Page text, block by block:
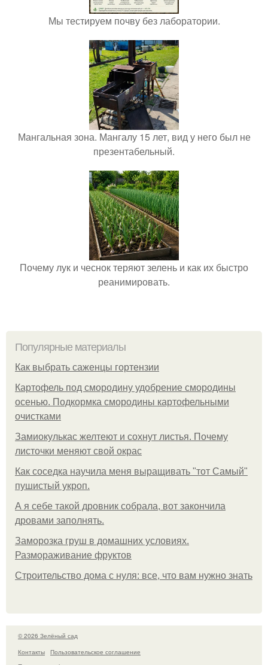
Мы тестируем почву без лаборатории.
Мангальная зона. Мангалу 15 лет, вид у него был не
презентабельный.
Почему лук и чеснок теряют зелень и как их быстро
реанимировать.
Популярные материалы
Как выбрать саженцы гортензии
Картофель под смородину удобрение смородины
осенью. Подкормка смородины картофельными
очистками
Замиокулькас желтеют и сохнут листья. Почему
листочки меняют свой окрас
Как соседка научила меня выращивать "тот Самый"
пушистый укроп.
А я себе такой дровник собрала, вот закончила
дровами заполнять.
Заморозка груш в домашних условиях.
Размораживание фруктов
Строительство дома с нуля: все, что вам нужно знать
© 2026 Зелёный сад
Контакты
Пользовательское соглашение